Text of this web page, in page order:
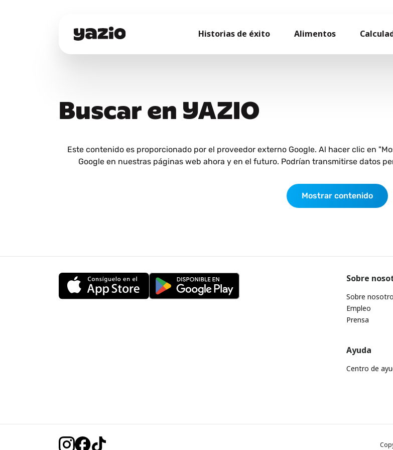
Historias de éxito Alimentos
Buscar en YAZIO
Este contenido es proporcionado por el proveedor externo Google. Al hacer clic en
Google en nuestras páginas web ahora y en el futuro. Podrían transmitirse datos
Mostrar contenido
Sobre
Sobre
Empleo
Prensa
Ayuda
Centro de